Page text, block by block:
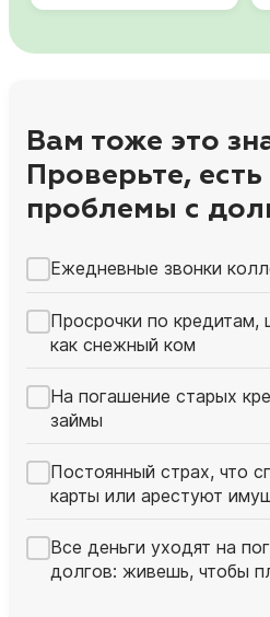
Вам тоже это
Проверьте, есть
проблемы с
Ежедневные звонки
Просрочки по кредитам,
как снежный ком
На погашение старых
займы
Постоянный страх, что
карты или арестуют
Все деньги уходят на
долгов: живешь, чтобы